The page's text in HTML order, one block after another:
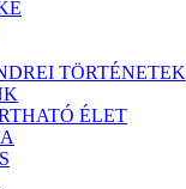
TÖRTÉNETEK
ÉLET